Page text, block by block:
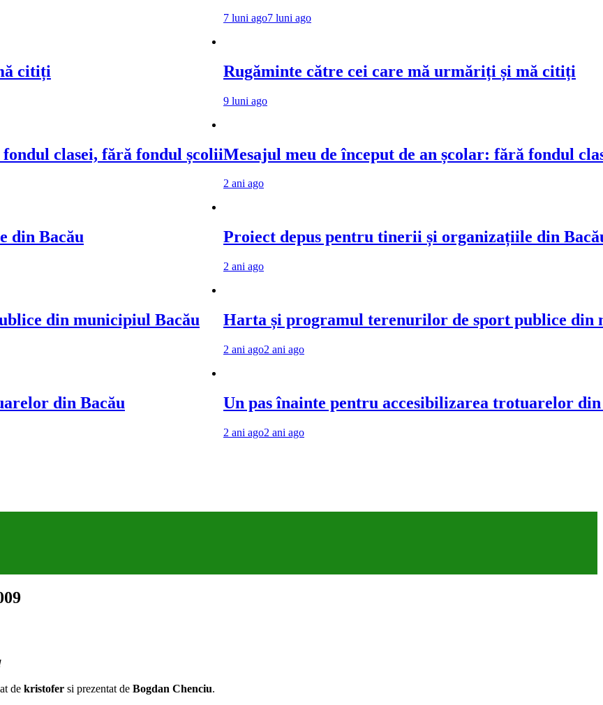
citiți
clasei, fără fondul școlii
din Bacău
din municipiul Bacău
din Bacău
7 luni ago7 luni ago
Rugăminte către cei care mă urmăriți și mă citiți
9 luni ago
Mesajul meu de început de an școlar: fără fondul
2 ani ago
Proiect depus pentru tinerii și organizațiile din
2 ani ago
Harta și programul terenurilor de sport publice din
2 ani ago2 ani ago
Un pas înainte pentru accesibilizarea trotuarelor din
2 ani ago2 ani ago
de kristofer si prezentat de Bogdan Chenciu.